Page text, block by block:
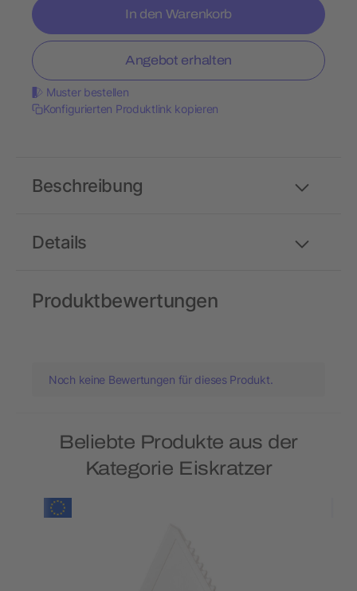
In den Warenkorb
Angebot erhalten
Muster bestellen
Konfigurierten Produktlink kopieren
Details
Beschreibung
Produktbewertungen
Noch keine Bewertungen für dieses Produkt.
Beliebte Produkte aus der
Kategorie Eiskratzer